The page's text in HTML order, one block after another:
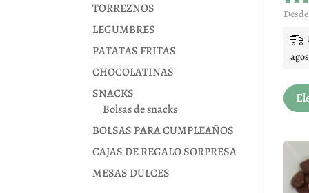
TORREZNOS
LEGUMBRES
PATATAS FRITAS
CHOCOLATINAS
SNACKS
Bolsas de snacks
BOLSAS PARA CUMPLEAÑOS
CAJAS DE REGALO SORPRESA
MESAS DULCES
con
de 5